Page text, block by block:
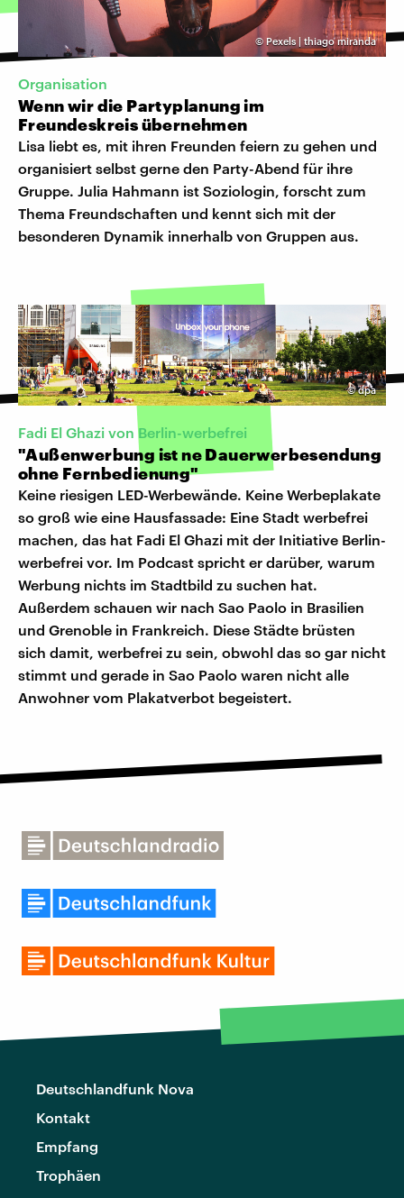
© Pexels | thiago miranda
Organisation
Wenn wir die Partyplanung im
Freundeskreis übernehmen
Lisa liebt es, mit ihren Freunden feiern zu gehen und
organisiert selbst gerne den Party-Abend für ihre
Gruppe. Julia Hahmann ist Soziologin, forscht zum
Thema Freundschaften und kennt sich mit der
besonderen Dynamik innerhalb von Gruppen aus.
©dpa
Fadi El Ghazi von Berlin-werbefrei
"Außenwerbung ist ne Dauerwerbesendung
ohne Fernbedienung"
Keine riesigen LED-Werbewände. Keine Werbeplakate
so groß wie eine Hausfassade: Eine Stadt werbefrei
machen, das hat Fadi El Ghazi mit der Initiative Berlin-
werbefrei vor. Im Podcast spricht er darüber, warum
Werbung nichts im Stadtbild zu suchen hat.
Außerdem schauen wir nach Sao Paolo in Brasilien
und Grenoble in Frankreich. Diese Städte brüsten
sich damit, werbefrei zu sein, obwohl das so gar nicht
stimmt und gerade in Sao Paolo waren nicht alle
Anwohner vom Plakatverbot begeistert.
Deutschlandfunk Nova
Kontakt
Empfang
Trophäen